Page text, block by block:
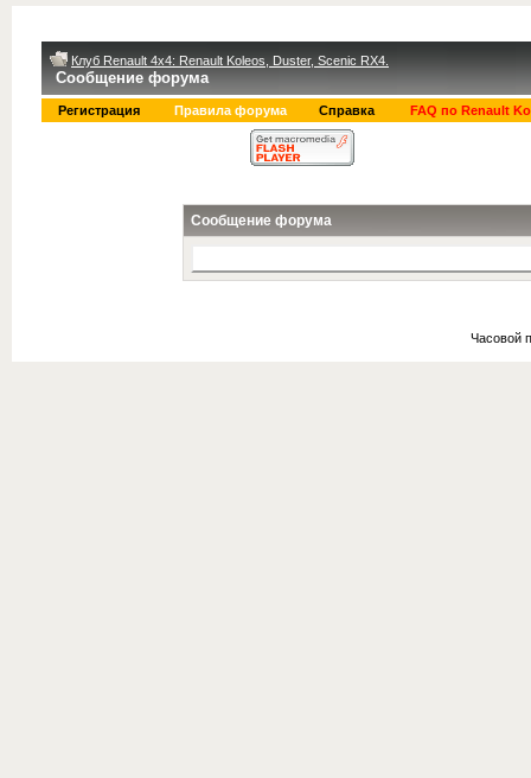
Клуб Renault 4x4: Renault Koleos, Duster, Scenic RX4.
Сообщение форума
Регистрация Правила форума Справка FAQ по Renault
Сообщение форума
Часовой